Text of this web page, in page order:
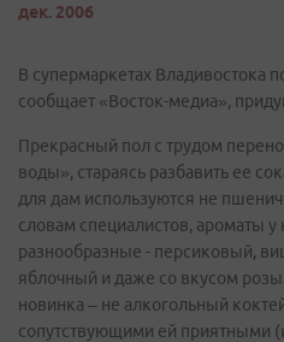
дек. 2006
В супермаркетах Владивостока
сообщает «Восток-медиа»,
Прекрасный пол с трудом
воды», стараясь разбавить ее
для дам используются не
словам специалистов, ароматы у
разнообразные - персиковый,
яблочный и даже со вкусом
новинка – не алкогольный
сопутствующими ей приятными